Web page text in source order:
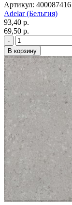
Артикул: 400087416
Adelar (Бельгия)
93,40 p.
69,50 p.